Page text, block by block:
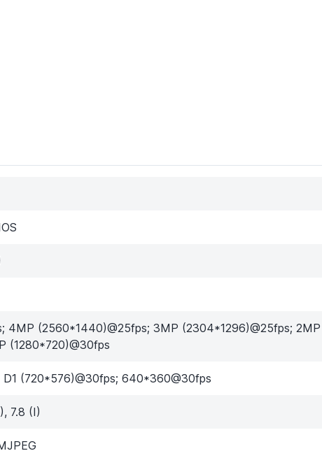
4MP (2560*1440)@25fps; 3MP (2304*1296)@25fps; 2MP
(1280*720)@30fps
(720*576)@30fps; 640*360@30fps
7.8 (I)